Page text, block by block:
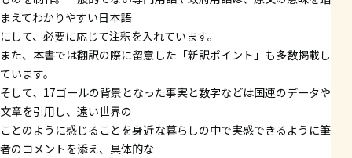
まえてわかりやすい日本語
にして、必要に応じて注釈を入れています。
また、本書では翻訳の際に留意した「新訳ポイント」も多数掲載し
ています。
そして、17ゴールの背景となった事実と数字などは国連のデータや
文章を引用し、遠い世界の
ことのように感じることを身近な暮らしの中で実感できるように筆
者のコメントを添え、具体的な